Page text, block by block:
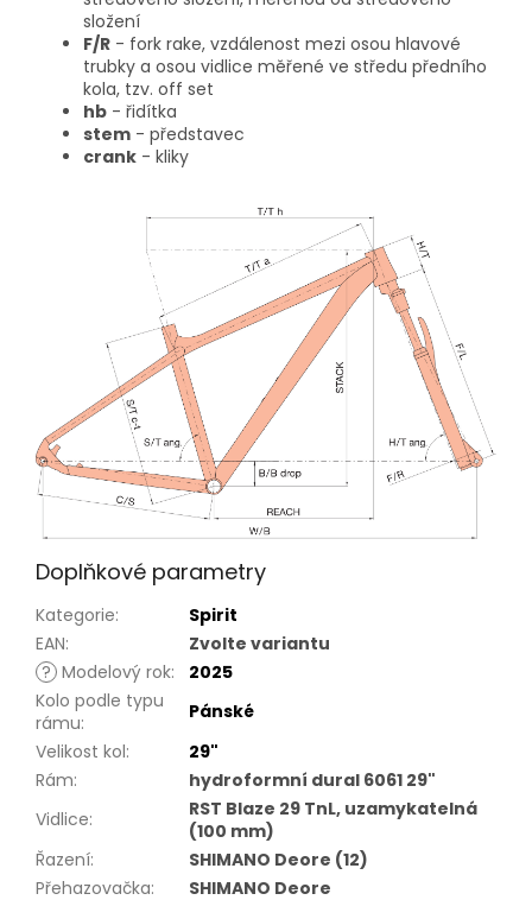
složení
F/R - fork rake, vzdálenost mezi osou hlavové
trubky a osou vidlice měřené ve středu předního
kola, tzv. off set
hb - řidítka
stem - představec
crank - kliky
Doplňkové parametry
Kategorie:
Spirit
EAN:
Zvolte variantu
? Modelový rok:
2025
Kolo podle typu
rámu:
Pánské
Velikost kol:
29"
Rám:
hydroformní dural 6061 29"
Vidlice:
RST Blaze 29 TnL, uzamykatelná
(100 mm)
Řazení:
SHIMANO Deore (12)
Přehazovačka:
SHIMANO Deore